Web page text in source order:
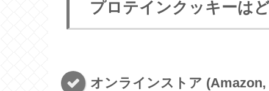
プロテインクッキーは
オンラインストア (Amazon,